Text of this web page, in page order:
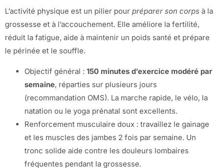
L’activité physique est un pilier pour préparer son corps à la
grossesse et à l’accouchement. Elle améliore la fertilité,
réduit la fatigue, aide à maintenir un poids santé et prépare
le périnée et le souffle.
Objectif général : 150 minutes d’exercice modéré par
semaine, réparties sur plusieurs jours
(recommandation OMS). La marche rapide, le vélo, la
natation ou le yoga prénatal sont excellents.
Renforcement musculaire doux : travaillez le gainage
et les muscles des jambes 2 fois par semaine. Un
tronc solide aide contre les douleurs lombaires
fréquentes pendant la grossesse.